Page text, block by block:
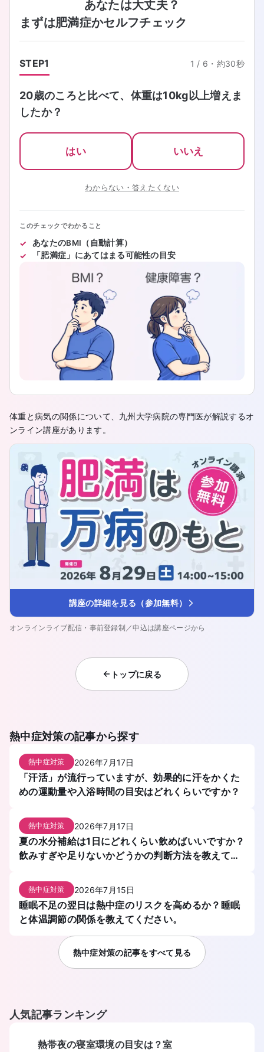
あなたは大丈夫？
まずは肥満症かセルフチェック
STEP1 1 / 6 ・ 約30秒
20歳のころと比べて、体重は10kg以上増えま
したか？
はい いいえ
わからない・答えたくない
このチェックでわかること
あなたのBMI（自動計算）
「肥満症」にあてはまる可能性の目安
体重と病気の関係について、九州大学病院の専門医が解説するオ
ンライン講座があります。
講座の詳細を見る（参加無料）
オンラインライブ配信・事前登録制／申込は講座ページから
トップに戻る
熱中症対策の記事から探す
熱中症対策 2026年7月17日
「汗活」が流行っていますが、効果的に汗をかくた
めの運動量や入浴時間の目安はどれくらいですか？
熱中症対策 2026年7月17日
夏の水分補給は1日にどれくらい飲めばいいですか？
飲みすぎや足りないかどうかの判断方法を教えてく
熱中症対策 2026年7月15日
睡眠不足の翌日は熱中症のリスクを高めるか？睡眠
と体温調節の関係を教えてください。
熱中症対策の記事をすべて見る
人気記事ランキング
熱帯夜の寝室環境の目安は？室